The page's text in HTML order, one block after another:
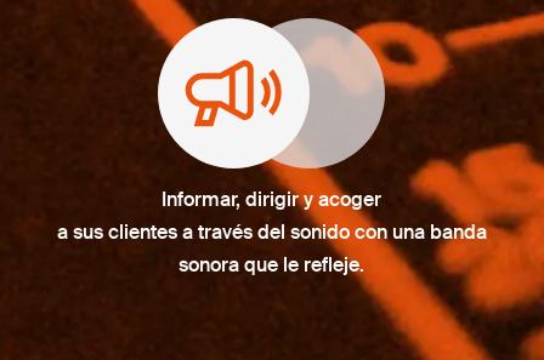
Informar, dirigir y acoger
a sus clientes a través del sonido con una banda
sonora que le refleje.